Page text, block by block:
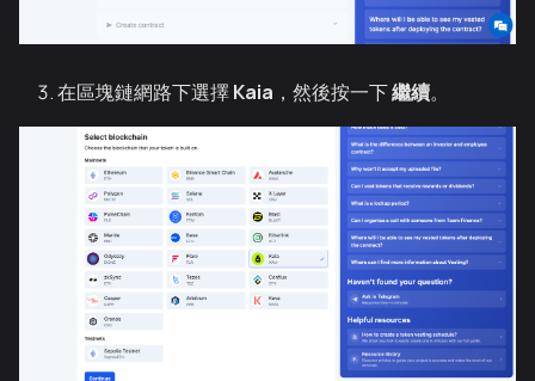
在區塊鏈網路下選擇Kaia ，然後按一下繼續。